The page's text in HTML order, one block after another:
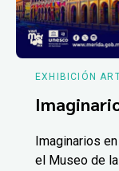
EXHIBICIÓN
Imaginarios
el Museo de